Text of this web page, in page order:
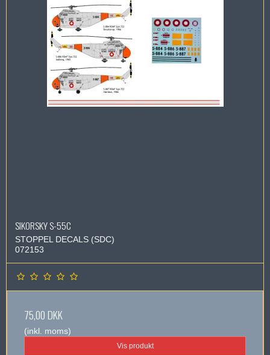
SIKORSKY S-55C
STOPPEL DECALS (SDC)
072153
75,00 DKK
(inkl. moms)
Vis produkt